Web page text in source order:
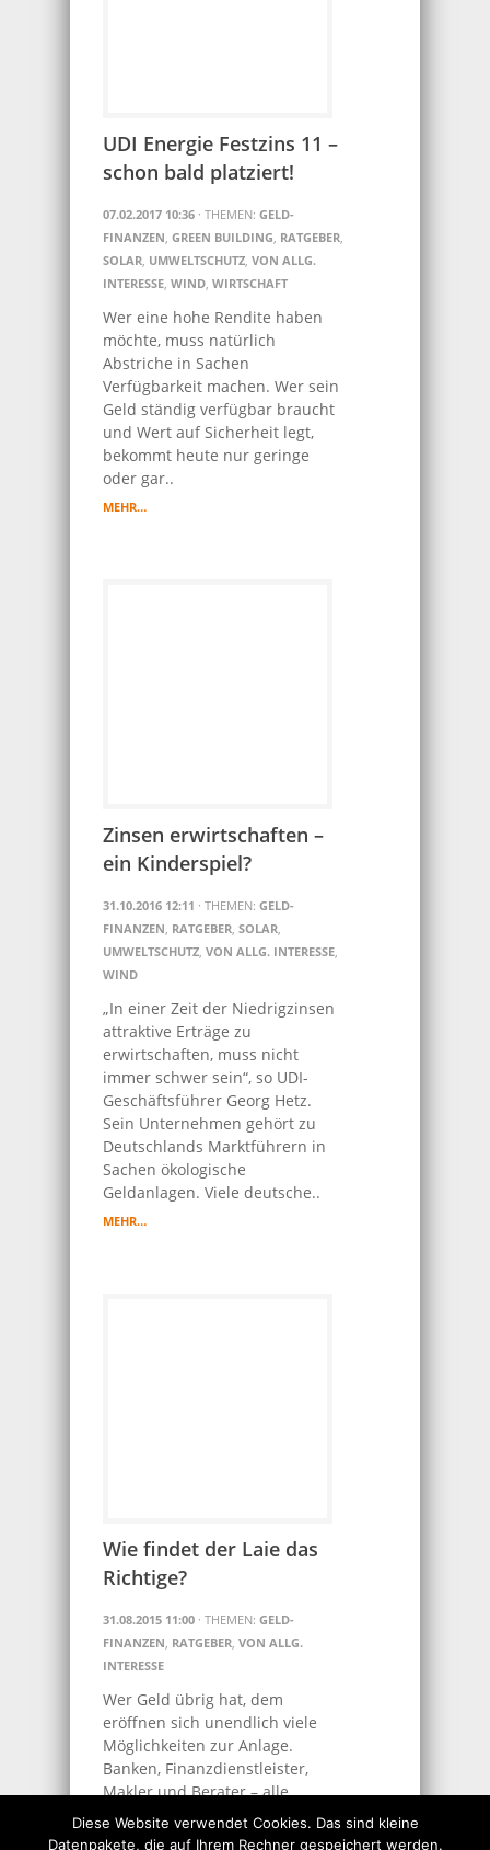
UDI Energie Festzins 11 –
schon bald platziert!
07.02.2017 10:36 · THEMEN: GELD-
FINANZEN, GREEN BUILDING, RATGEBER,
SOLAR, UMWELTSCHUTZ, VON ALLG.
INTERESSE, WIND, WIRTSCHAFT
Wer eine hohe Rendite haben
möchte, muss natürlich
Abstriche in Sachen
Verfügbarkeit machen. Wer sein
Geld ständig verfügbar braucht
und Wert auf Sicherheit legt,
bekommt heute nur geringe
oder gar..
MEHR…
Zinsen erwirtschaften –
ein Kinderspiel?
31.10.2016 12:11 · THEMEN: GELD-
FINANZEN, RATGEBER, SOLAR,
UMWELTSCHUTZ, VON ALLG. INTERESSE,
WIND
„In einer Zeit der Niedrigzinsen
attraktive Erträge zu
erwirtschaften, muss nicht
immer schwer sein“, so UDI-
Geschäftsführer Georg Hetz.
Sein Unternehmen gehört zu
Deutschlands Marktführern in
Sachen ökologische
Geldanlagen. Viele deutsche..
MEHR…
Wie findet der Laie das
Richtige?
31.08.2015 11:00 · THEMEN: GELD-
FINANZEN, RATGEBER, VON ALLG.
INTERESSE
Wer Geld übrig hat, dem
eröffnen sich unendlich viele
Möglichkeiten zur Anlage.
Banken, Finanzdienstleister,
Makler und Berater – alle
preisen ihre Geldanlagen an. Da
kann man als Laie schon mal..
Diese Website verwendet Cookies. Das sind kleine
Datenpakete, die auf Ihrem Rechner gespeichert werden.